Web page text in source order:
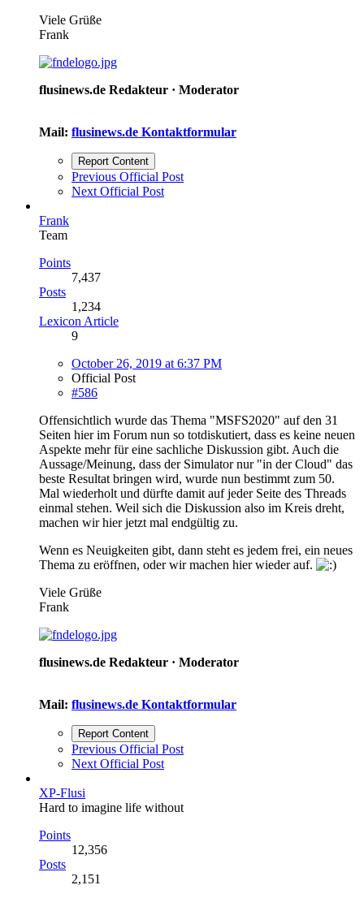
Viele Grüße
Frank
flusinews.de Redakteur · Moderator
Mail: flusinews.de Kontaktformular
Report Content
Previous Official Post
Next Official Post
Frank
Team
Points
7,437
Posts
1,234
Lexicon Article
9
October 26, 2019 at 6:37 PM
Official Post
#586
Offensichtlich wurde das Thema "MSFS2020" auf den 31
Seiten hier im Forum nun so totdiskutiert, dass es keine neuen
Aspekte mehr für eine sachliche Diskussion gibt. Auch die
Aussage/Meinung, dass der Simulator nur "in der Cloud" das
beste Resultat bringen wird, wurde nun bestimmt zum 50.
Mal wiederholt und dürfte damit auf jeder Seite des Threads
einmal stehen. Weil sich die Diskussion also im Kreis dreht,
machen wir hier jetzt mal endgültig zu.
Wenn es Neuigkeiten gibt, dann steht es jedem frei, ein neues
Thema zu eröffnen, oder wir machen hier wieder auf.
Viele Grüße
Frank
flusinews.de Redakteur · Moderator
Mail: flusinews.de Kontaktformular
Report Content
Previous Official Post
Next Official Post
XP-Flusi
Hard to imagine life without
Points
12,356
Posts
2,151